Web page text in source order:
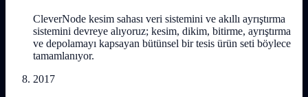
CleverNode kesim sahası veri sistemini ve akıllı ayrıştırma
sistemini devreye alıyoruz; kesim, dikim, bitirme, ayrıştırma
ve depolamayı kapsayan bütünsel bir tesis ürün seti böylece
tamamlanıyor.
2017